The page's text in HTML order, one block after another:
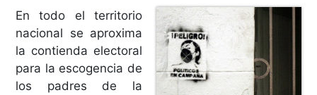
En todo el territorio
nacional se aproxima
la contienda electoral
para la escogencia de
los padres de la